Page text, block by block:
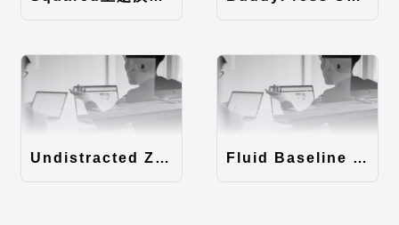
Undistracted Zen主题汉化包 Fluid Baseline Grid主题汉化包